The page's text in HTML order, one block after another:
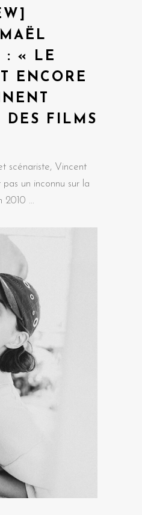
: « LE
ENCORE
DES FILMS
scénariste, Vincent
un inconnu sur la
2010